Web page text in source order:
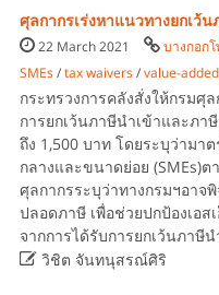
ศุลกากรเร่งหาแนวทางยกเว้
22 March 2021 บางกอก
SMEs/tax waivers/value-
กระทรวงการคลังสั่งให้กรมศุ
การยกเว้นภาษีนำเข้าและภ
ถึง 1,500 บาท โดยระบุว่ามา
กลางและขนาดย่อย (SMEs)
ศุลกากรระบุว่าทางกรมฯอาจ
ปลอดภาษี เพื่อช่วยปกป้องเอส
จากการได้รับการยกเว้นภาษี
วิชิต จันทนุสรณ์ศิริ